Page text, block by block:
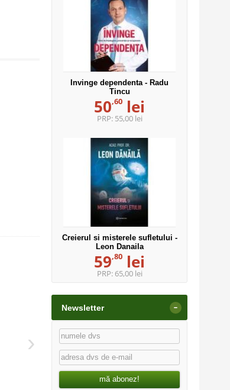
›
Invinge dependenta - Radu
Tincu
50,60 lei
PRP: 55,00 lei
Creierul si misterele sufletului -
Leon Danaila
59,80 lei
PRP: 65,00 lei
Newsletter -
mă abonez!